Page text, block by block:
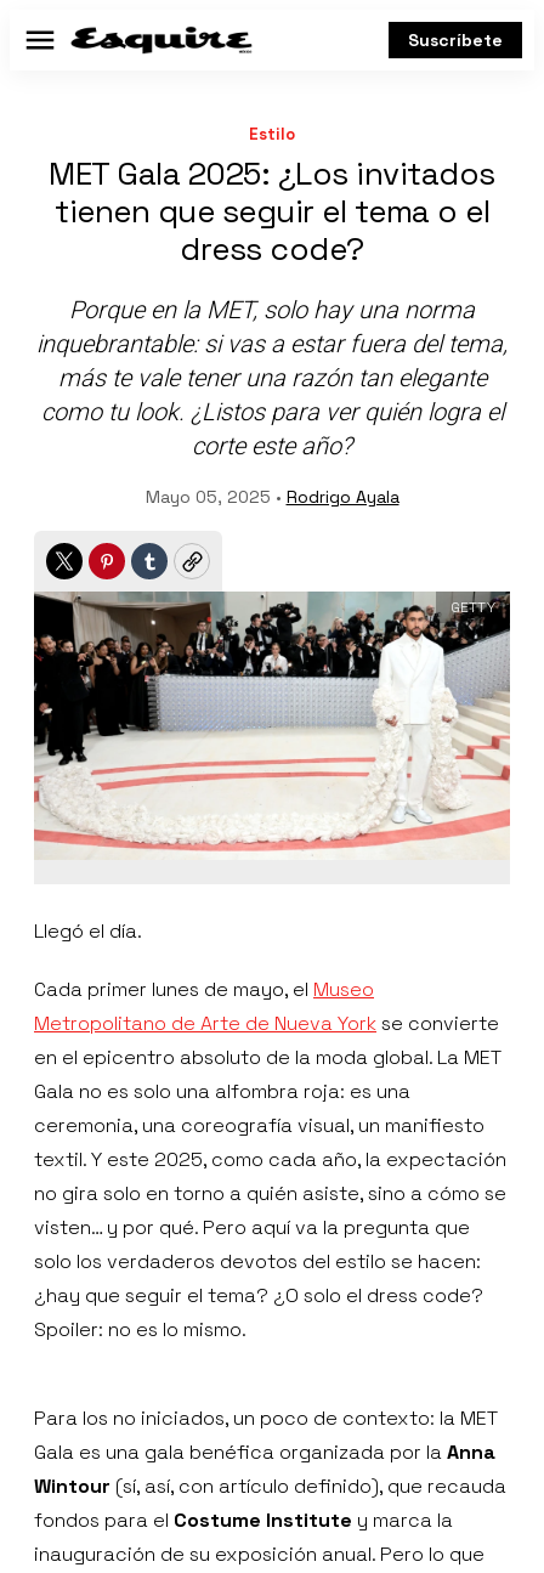
Menú Suscríbete
Estilo
MET Gala 2025: ¿Los invitados
tienen que seguir el tema o el
dress code?
Porque en la MET, solo hay una norma
inquebrantable: si vas a estar fuera del tema,
más te vale tener una razón tan elegante
como tu look. ¿Listos para ver quién logra el
corte este año?
Mayo 05, 2025 • Rodrigo Ayala
TwitterPinterest
TumblrCopy
GETTY
Llegó el día.
Cada primer lunes de mayo, el Museo
Metropolitano de Arte de Nueva Yorkse convierte
en el epicentro absoluto de la moda global. La MET
Gala no es solo una alfombra roja: es una
ceremonia, una coreografía visual, un manifiesto
textil. Y este 2025, como cada año, la expectación
no gira solo en torno a quién asiste, sino a cómo se
visten… y por qué. Pero aquí va la pregunta que
solo los verdaderos devotos del estilo se hacen:
¿hay que seguir el tema? ¿O solo el dress code?
Spoiler: no es lo mismo.
Para los no iniciados, un poco de contexto: la MET
Gala es una gala benéfica organizada por laAnna
Wintour (sí, así, con artículo definido), que recauda
fondos para el Costume Institute y marca la
inauguración de su exposición anual. Pero lo que